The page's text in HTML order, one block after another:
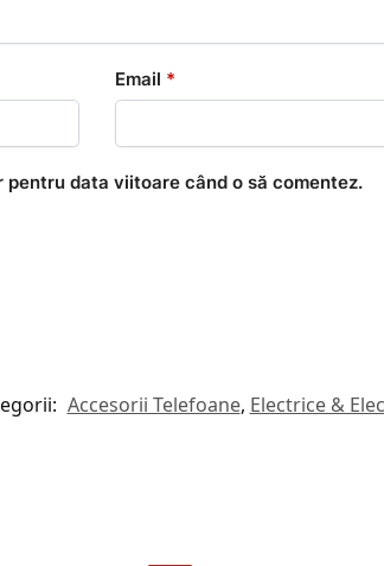
Email *
data viitoare când o să comentez.
Accesorii Telefoane, Electrice &